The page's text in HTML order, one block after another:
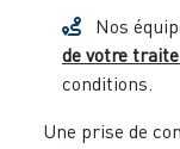
Nos
de votre
conditions.
Une prise de